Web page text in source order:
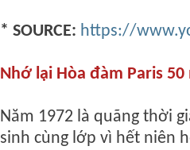
* SOURCE: https://
Nhớ lại Hòa đàm Paris
Năm 1972 là quãng thời
sinh cùng lớp vì hết niên